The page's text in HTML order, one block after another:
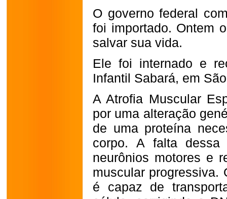
O governo federal
foi importado. Ontem
salvar sua vida.
Ele foi internado e
Infantil Sabará, em
A Atrofia Muscular
por uma alteração
de uma proteína
corpo. A falta
neurônios motores e
muscular progressiva.
é capaz de